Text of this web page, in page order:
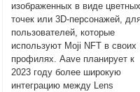
изображенных в виде
точек или 3D-персонажей,
пользователей, которые
используют Moji NFT в своих
профилях. Aave планирует к
2023 году более широкую
интеграцию между Lens